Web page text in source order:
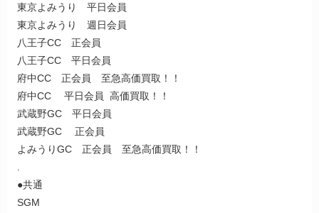
東京よみうり 平日会員
東京よみうり 週日会員
八王子CC 正会員
八王子CC 平日会員
府中CC 正会員 至急高価買取！！
府中CC 平日会員 高価買取！！
武蔵野GC 平日会員
武蔵野GC 正会員
よみうりGC 正会員 至急高価買取！！
●共通
SGM